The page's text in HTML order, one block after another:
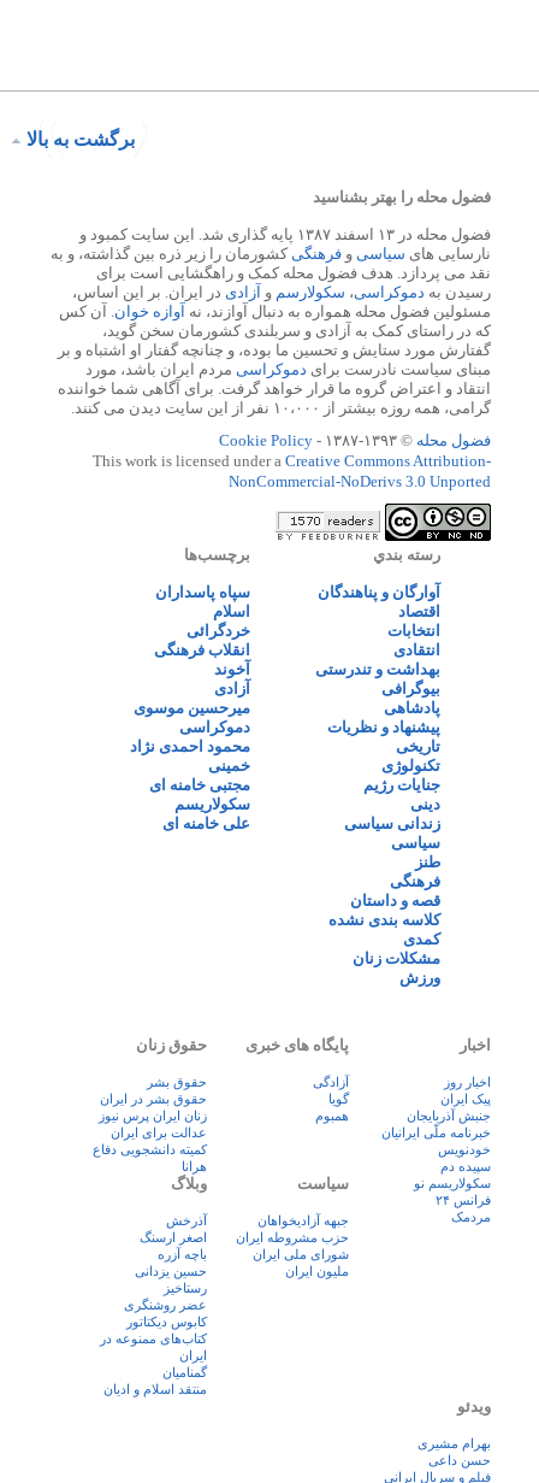
برگشت به بالا
فضول محله را بهتر بشناسید
فضول محله در ۱۳ اسفند ۱۳۸۷ پایه گذاری شد. این سایت کمبود و
نارسایی های سیاسی و فرهنگیکشورمان را زیر ذره بین گذاشته، و به
نقد می پردازد. هدف فضول محله کمک و راهگشایی است برای
رسیدن به دموکراسی، سکولارسم و آزادی در ایران. بر این اساس،
مسئولین فضول محله همواره به دنبال آوازند، نه آوازه خوان. آن کس
که در راستای کمک به آزادی و سربلندی کشورمان سخن گوید،
گفتارش مورد ستایش و تحسین ما بوده، و چنانچه گفتار او اشتباه و بر
مبنای سیاست نادرست برای دموکراسی مردم ایران باشد، مورد
انتقاد و اعتراض گروه ما قرار خواهد گرفت. برای آگاهی شما خواننده
گرامی، همه روزه بیشتر از ۱۰،۰۰۰ نفر از این سایت دیدن می کنند.
فضول محله © ۱۳۹۳-۱۳۸۷ -
Cookie Policy
This work is licensed under a Creative Commons Attribution-
NonCommercial-NoDerivs 3.0 Unported
رسته بندي
آوارگان و پناهندگان
اقتصاد
انتخابات
انتقادی
بهداشت و تندرستی
بیوگرافی
پادشاهی
پیشنهاد و نظریات
تاریخی
تکنولوژی
جنایات رژیم
دینی
زندانی سیاسی
سیاسی
طنز
فرهنگی
قصه و داستان
کلاسه بندی نشده
کمدی
مشکلات زنان
ورزش
برچسب‌ها
سپاه پاسداران
اسلام
خردگرائی
انقلاب فرهنگی
آخوند
آزادی
میرحسین موسوی
دموکراسی
محمود احمدی نژاد
خمینی
مجتبی خامنه ای
سکولاریسم
علی خامنه ای
اخبار
اخبار روز
پيک ايران
جنبش آذربایجان
خبرنامه ملّی ایرانیان
خودنویس
سپیده دم
سکولاریسم نو
فرانس ۲۴
مردمک
پایگاه های خبری
آزادگی
گویا
همبوم
حقوق زنان
حقوق بشر
حقوق بشر در ایران
زنان ايران پرس نيوز
عدالت برای ایران
کمیته دانشجویی دفاع
هرانا
سیاست
جبهه آزادیخواهان
حزب مشروطه ایران
شورای ملی ایران
ملیون ایران
وبلاگ
آذرخش
اصغر ارسنگ
باچه آزره
حسین یزدانی
رستاخیز
عضر روشنگری
کابوس دیکتاتور
کتاب‌های ممنوعه در
ایران
گمنامیان
منتقد اسلام و ادیان
ویدئو
بهرام مشیری
حسن داعی
فيلم و سريال ايرانی